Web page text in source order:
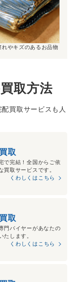
れやキズのあるお品物
取方法
買取サービスも人
取
で完結！全国からご依
買取サービスです。
くわしくはこちら
取
門バイヤーがあなたの
たします。
くわしくはこちら